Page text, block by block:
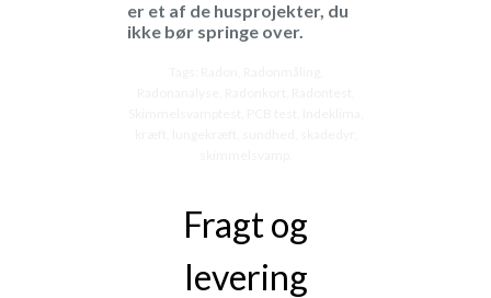
er et af de husprojekter, du
ikke bør springe over.
Fragt og
levering